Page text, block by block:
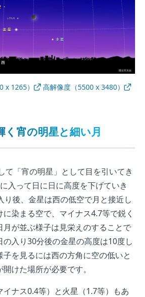
x 1265） 高解像度（5500 x 3480）
く宵の明星と細い月
て「宵の明星」として目を引いてき
入って日に日に高度を下げていき
り後、金星は西の低空で月と接近し
染まる空で、マイナス4.7等で鋭く
月が並ぶ様子は見栄えのすることで
の入り30分後の金星の高度は10度し
を見るには西の方角に空の低いと
けた場所が必要です。
ナス0.4等）と火星（1.7等）もあ